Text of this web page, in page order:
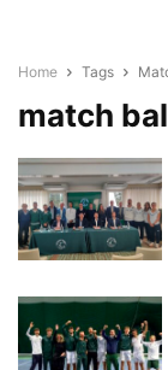
Home Tags
match